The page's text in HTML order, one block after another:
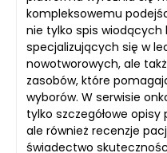
kompleksowemu
nie tylko spis wiodących
specjalizujących się w
nowotworowych, ale
zasobów, które
wyborów. W serwisie
tylko szczegółowe
ale również recenzje
świadectwo